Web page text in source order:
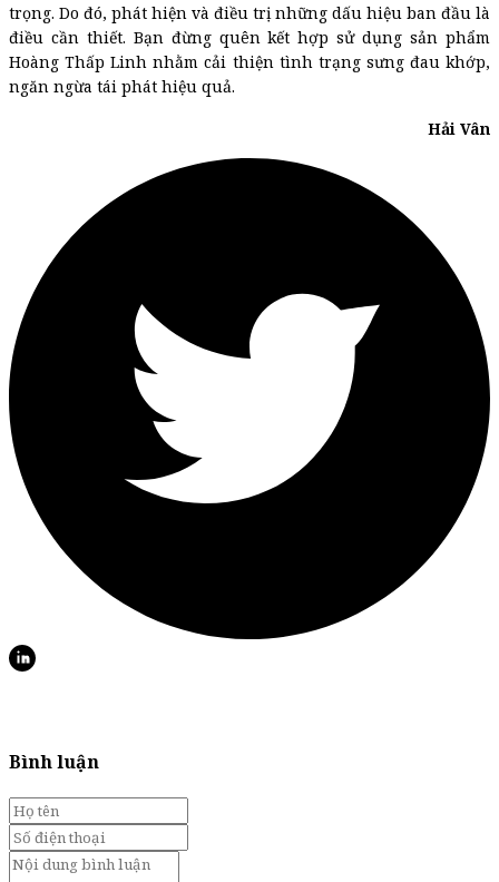
trọng. Do đó, phát hiện và điều trị những dấu hiệu ban đầu là
điều cần thiết. Bạn đừng quên kết hợp sử dụng sản phẩm
Hoàng Thấp Linh nhằm cải thiện tình trạng sưng đau khớp,
ngăn ngừa tái phát hiệu quả.
Hải Vân
Bình luận